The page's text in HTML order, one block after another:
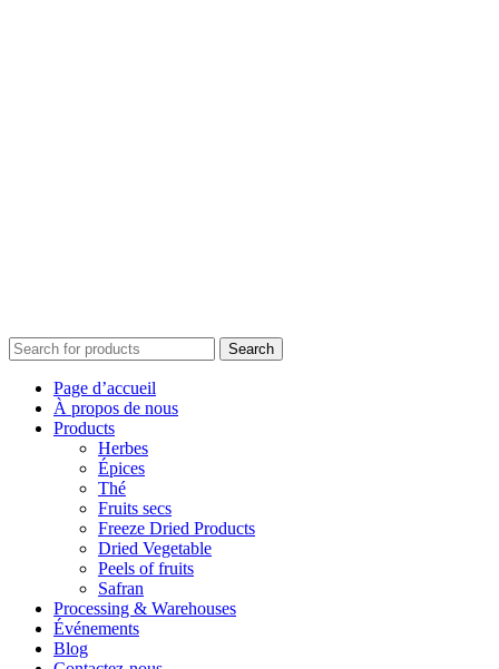
Search
Page d’accueil
À propos de nous
Products
Herbes
Épices
Thé
Fruits secs
Freeze Dried Products
Dried Vegetable
Peels of fruits
Safran
Processing & Warehouses
Événements
Blog